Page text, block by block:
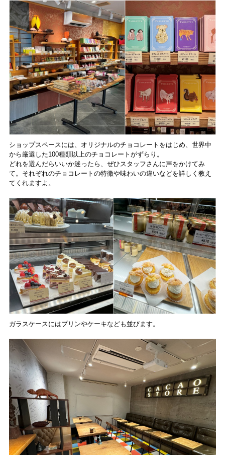
ショップスペースには、オリジナルのチョコレートをはじめ、世界中
から厳選した100種類以上のチョコレートがずらり。
どれを選んだらいいか迷ったら、ぜひスタッフさんに声をかけてみ
て。それぞれのチョコレートの特徴や味わいの違いなどを詳しく教え
てくれますよ。
ガラスケースにはプリンやケーキなども並びます。